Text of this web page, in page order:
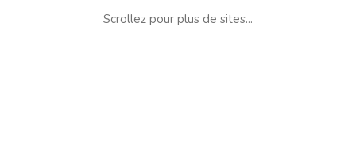
Scrollez pour plus de sites...